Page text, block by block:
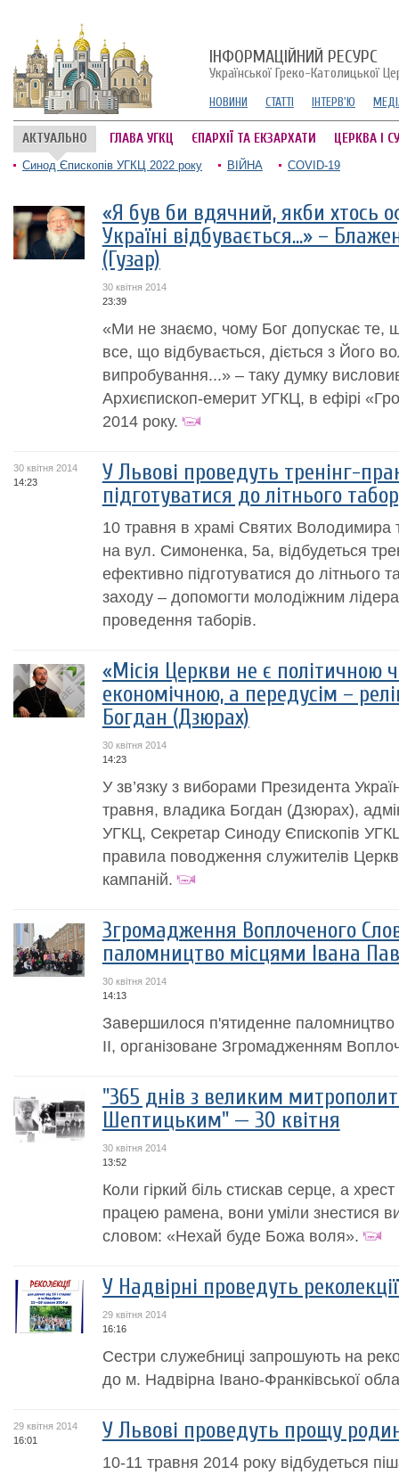
ІНФОРМАЦІЙНИЙ РЕСУРС
Української Греко-Католицької
НОВИНИ СТАТТІ ІНТЕРВ'Ю
АКТУАЛЬНО ГЛАВА УГКЦ ЄПАРХІЇ ТА ЕКЗАРХАТИ ЦЕРКВА І
Синод Єпископів УГКЦ 2022 року ВІЙНА COVID-19
«Я був би вдячний, якби хтось
Україні відбувається…» –
(Гузар)
30 квітня 2014
23:39
«Ми не знаємо, чому Бог допускає те,
все, що відбувається, діється з Його
випробування...» – таку думку
Архиєпископ-емерит УГКЦ, в ефірі
2014 року.
30 квітня 2014
14:23
У Львові проведуть тренінг-
підготуватися до літнього
10 травня в храмі Святих Володимира
на вул. Симоненка, 5а, відбудеться
ефективно підготуватися до літнього
заходу – допомогти молодіжним
проведення таборів.
«Місія Церкви не є політичною
економічною, а передусім –
Богдан (Дзюрах)
30 квітня 2014
14:23
У зв’язку з виборами Президента
травня, владика Богдан (Дзюрах),
УГКЦ, Секретар Синоду Єпископів
правила поводження служителів
кампаній.
Згромадження Воплоченого
паломництво місцями Івана
30 квітня 2014
14:13
Завершилося п'ятиденне
ІІ, організоване Згромадженням
"365 днів з великим
Шептицьким" — 30 квітня
30 квітня 2014
13:52
Коли гіркий біль стискав серце, а хрест
працею рамена, вони уміли знестися
словом: «Нехай буде Божа воля».
У Надвірні проведуть
29 квітня 2014
16:16
Сестри служебниці запрошують на
до м. Надвірна Івано-Франківської
29 квітня 2014
16:01
У Львові проведуть прощу
10-11 травня 2014 року відбудеться